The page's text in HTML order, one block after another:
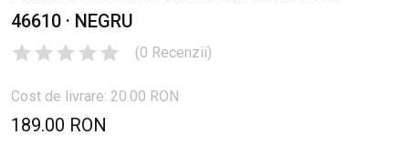
46610 · NEGRU
(0 Recenzii)
Cost de livrare: 20.00 RON
189.00 RON